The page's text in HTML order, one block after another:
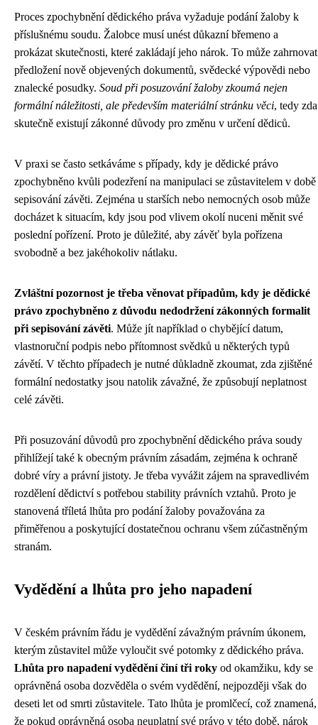
Proces zpochybnění dědického práva vyžaduje podání žaloby k
příslušnému soudu. Žalobce musí unést důkazní břemeno a
prokázat skutečnosti, které zakládají jeho nárok. To může zahrnovat
předložení nově objevených dokumentů, svědecké výpovědi nebo
znalecké posudky. Soud při posuzování žaloby zkoumá nejen
formální náležitosti, ale především materiální stránku věci, tedy zda
skutečně existují zákonné důvody pro změnu v určení dědiců.
V praxi se často setkáváme s případy, kdy je dědické právo
zpochybněno kvůli podezření na manipulaci se zůstavitelem v době
sepisování závěti. Zejména u starších nebo nemocných osob může
docházet k situacím, kdy jsou pod vlivem okolí nuceni měnit své
poslední pořízení. Proto je důležité, aby závěť byla pořízena
svobodně a bez jakéhokoliv nátlaku.
Zvláštní pozornost je třeba věnovat případům, kdy je dědické
právo zpochybněno z důvodu nedodržení zákonných formalit
při sepisování závěti. Může jít například o chybějící datum,
vlastnoruční podpis nebo přítomnost svědků u některých typů
závětí. V těchto případech je nutné důkladně zkoumat, zda zjištěné
formální nedostatky jsou natolik závažné, že způsobují neplatnost
celé závěti.
Při posuzování důvodů pro zpochybnění dědického práva soudy
přihlížejí také k obecným právním zásadám, zejména k ochraně
dobré víry a právní jistoty. Je třeba vyvážit zájem na spravedlivém
rozdělení dědictví s potřebou stability právních vztahů. Proto je
stanovená tříletá lhůta pro podání žaloby považována za
přiměřenou a poskytující dostatečnou ochranu všem zúčastněným
stranám.
Vydědění a lhůta pro jeho napadení
V českém právním řádu je vydědění závažným právním úkonem,
kterým zůstavitel může vyloučit své potomky z dědického práva.
Lhůta pro napadení vydědění činí tři roky od okamžiku, kdy se
oprávněná osoba dozvěděla o svém vydědění, nejpozději však do
deseti let od smrti zůstavitele. Tato lhůta je promlčecí, což znamená,
že pokud oprávněná osoba neuplatní své právo v této době, nárok